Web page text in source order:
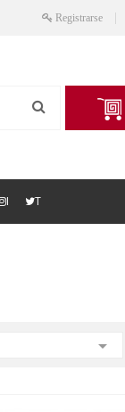
Registrarse
I T
